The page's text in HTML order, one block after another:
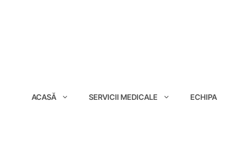
ACASĂ SERVICII MEDICALE ECHIPA